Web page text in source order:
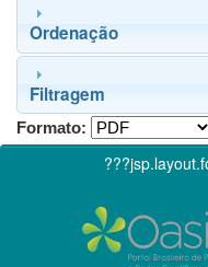
Ordenação
Filtragem
Formato: